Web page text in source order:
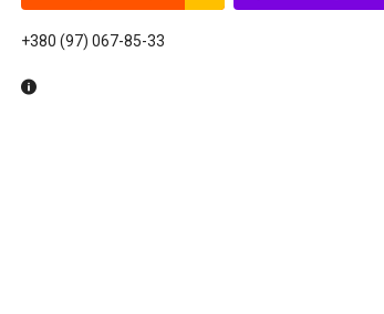
+380 (97) 067-85-33